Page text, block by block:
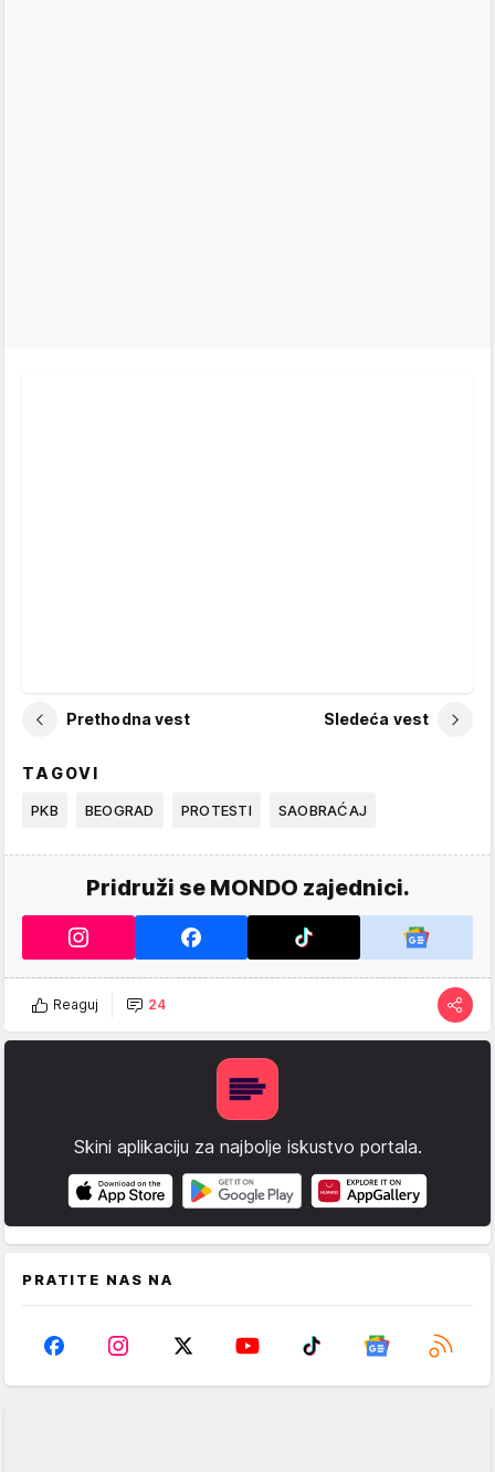
Prethodna vest Sledeća vest
TAGOVI
PKB BEOGRAD PROTESTI SAOBRAĆAJ
Pridruži se MONDO zajednici.
Reaguj 24
Skini aplikaciju za najbolje iskustvo portala.
PRATITE NAS NA